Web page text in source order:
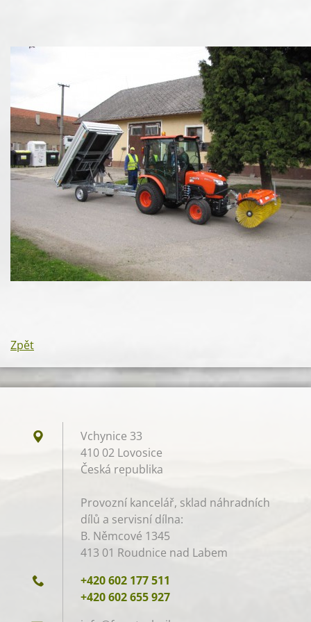
Zpět
Vchynice 33
410 02 Lovosice
Česká republika
Provozní kancelář, sklad náhradních
dílů a servisní dílna:
B. Němcové 1345
413 01 Roudnice nad Labem
+420 602 177 511
+420 602 655 927